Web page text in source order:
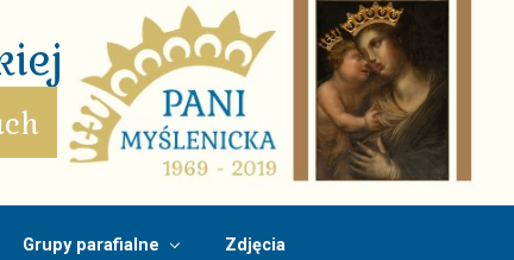
Grupy parafialne Zdjęcia